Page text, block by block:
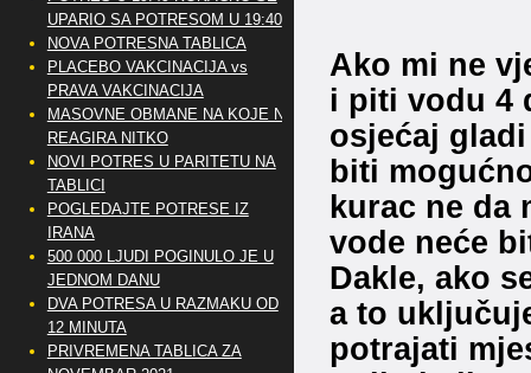
Ako mi ne
i piti vodu 4
osjećaj
biti
kurac ne da
vode neće
Dakle, ako
a to
potrajati
UPARIO SA POTRESOM U 19:40
NOVA POTRESNA TABLICA
PLACEBO VAKCINACIJA vs
PRAVA VAKCINACIJA
MASOVNE OBMANE NA KOJE NE
REAGIRA NITKO
NOVI POTRES U PARITETU NA
TABLICI
POGLEDAJTE POTRESE IZ
IRANA
500 000 LJUDI POGINULO JE U
JEDNOM DANU
DVA POTRESA U RAZMAKU OD
12 MINUTA
PRIVREMENA TABLICA ZA